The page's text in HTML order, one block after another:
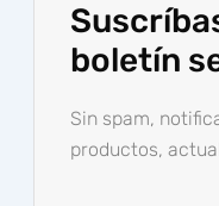
boletín
Sin spam,
productos,